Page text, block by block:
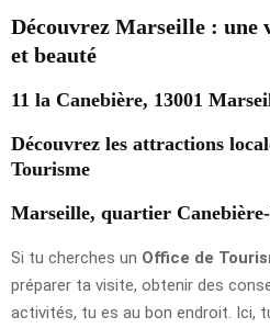
Découvrez Marseille :
et beauté
11 la Canebière, 13001
Découvrez les attractions
Tourisme
Marseille, quartier
Si tu cherches un Office de
préparer ta visite, obtenir des
activités, tu es au bon endroit. Ici,